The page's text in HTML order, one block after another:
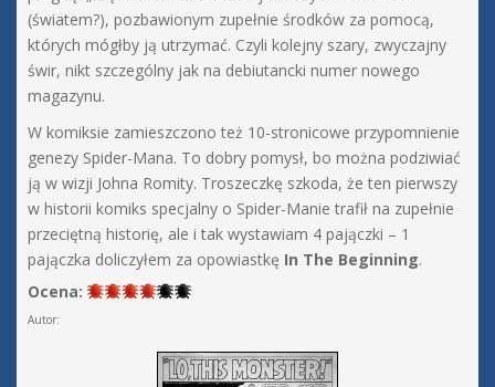
(światem?), pozbawionym zupełnie środków za pomocą,
których mógłby ją utrzymać. Czyli kolejny szary, zwyczajny
świr, nikt szczególny jak na debiutancki numer nowego
magazynu.
W komiksie zamieszczono też 10-stronicowe przypomnienie
genezy Spider-Mana. To dobry pomysł, bo można podziwiać
ją w wizji Johna Romity. Troszeczkę szkoda, że ten pierwszy
w historii komiks specjalny o Spider-Manie trafił na zupełnie
przeciętną historię, ale i tak wystawiam 4 pajączki – 1
pajączka doliczyłem za opowiastkę In The Beginning.
Ocena:
Autor: